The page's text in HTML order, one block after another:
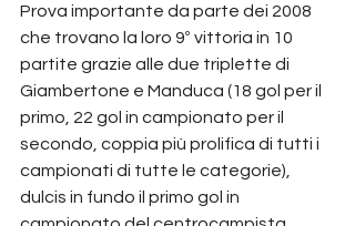
Prova importante da parte dei 2008
che trovano la loro 9º vittoria in 10
partite grazie alle due triplette di
Giambertone e Manduca (18 gol per il
primo, 22 gol in campionato per il
secondo, coppia più prolifica di tutti i
campionati di tutte le categorie),
dulcis in fundo il primo gol in